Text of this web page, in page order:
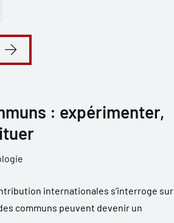
: expérimenter,
internationales s’interroge sur
communs peuvent devenir un